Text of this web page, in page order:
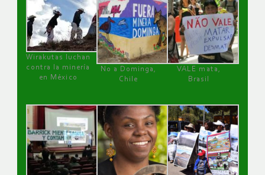
Wirakutas luchan
contra la minería
en México
No a Dominga,
Chile
VALE mata,
Brasil